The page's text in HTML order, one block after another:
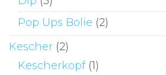
Pop Ups Bolie (2)
Kescher (2)
Kescherkopf (1)